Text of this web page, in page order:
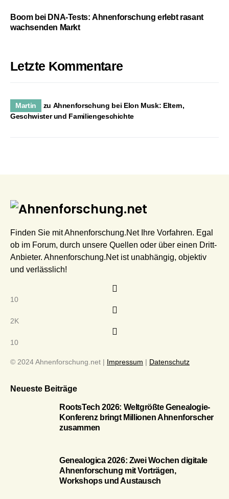
Boom bei DNA-Tests: Ahnenforschung erlebt rasant
wachsenden Markt
Letzte Kommentare
Martin zu Ahnenforschung bei Elon Musk: Eltern,
Geschwister und Familiengeschichte
Finden Sie mit Ahnenforschung.Net Ihre Vorfahren. Egal
ob im Forum, durch unsere Quellen oder über einen Dritt-
Anbieter. Ahnenforschung.Net ist unabhängig, objektiv
und verlässlich!
10
2K
10
© 2024 Ahnenforschung.net | Impressum | Datenschutz
Neueste Beiträge
RootsTech 2026: Weltgrößte Genealogie-
Konferenz bringt Millionen Ahnenforscher
zusammen
Genealogica 2026: Zwei Wochen digitale
Ahnenforschung mit Vorträgen,
Workshops und Austausch